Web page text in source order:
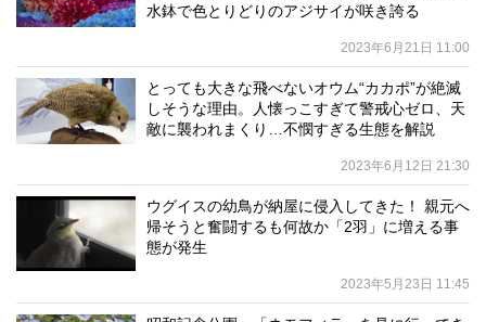
水鉢で色とりどりのアジサイが咲き誇る
2023年6月21日 11:00
とっても大きな飛べないオウム“カカポ”が絶滅
しそうな理由。人懐っこすぎて警戒心ゼロ、天
敵に襲われまくり…不憫すぎる生態を解説
2023年6月12日 21:30
ウグイスの幼鳥が納屋に侵入してきた！ 親元へ
帰そうと奮闘するも何故か「2羽」に増える事
態が発生
2023年5月23日 11:45